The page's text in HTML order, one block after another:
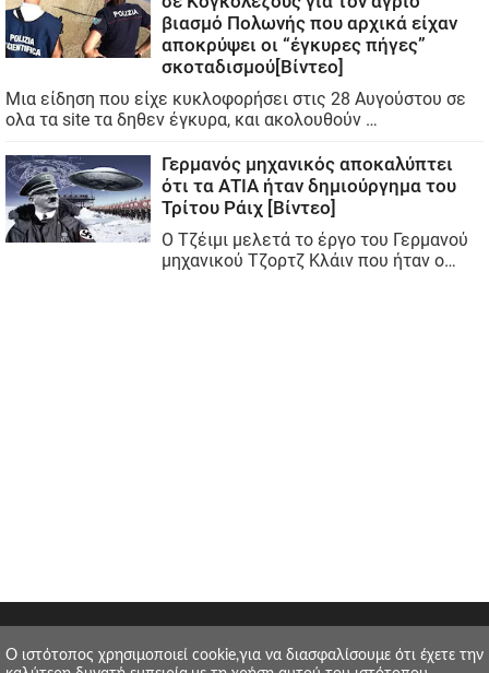
O ιστότοπος χρησιμοποιεί cookie,για να διασφαλίσουμε ότι έχετε την